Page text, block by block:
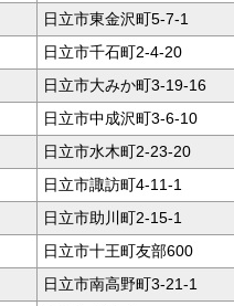
日立市東金沢町5-7-1
日立市千石町2-4-20
日立市大みか町3-19-16
日立市中成沢町3-6-10
日立市水木町2-23-20
日立市諏訪町4-11-1
日立市助川町2-15-1
日立市十王町友部600
日立市南高野町3-21-1